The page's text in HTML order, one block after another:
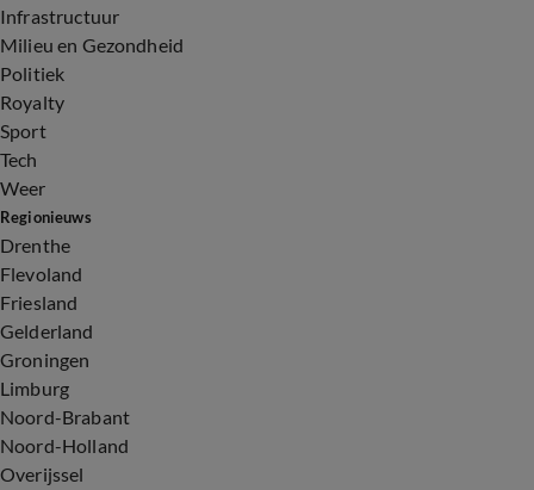
Infrastructuur
Milieu en Gezondheid
Politiek
Royalty
Sport
Tech
Weer
Regionieuws
Drenthe
Flevoland
Friesland
Gelderland
Groningen
Limburg
Noord-Brabant
Noord-Holland
Overijssel